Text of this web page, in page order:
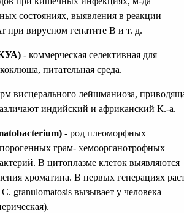
состояниях, выявления в реакции
вирусном гепатите В и т. д.
- коммерческая селективная для
питательная среда.
висцерального лейшманиоза,
индийский и африканский К.-а.
- род плеоморфных
грам- хемоорганотрофных
В цитоплазме клеток выявляются
хроматина. В первых генерациях
granulomatosis вызывает у человека